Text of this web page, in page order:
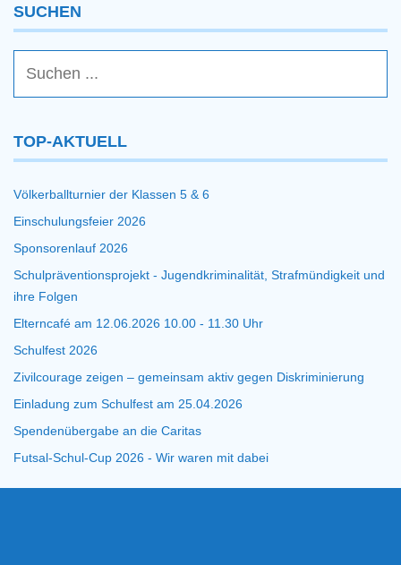
SUCHEN
TOP-AKTUELL
Völkerballturnier der Klassen 5 & 6
Einschulungsfeier 2026
Sponsorenlauf 2026
Schulpräventionsprojekt - Jugendkriminalität, Strafmündigkeit und
ihre Folgen
Elterncafé am 12.06.2026 10.00 - 11.30 Uhr
Schulfest 2026
Zivilcourage zeigen – gemeinsam aktiv gegen Diskriminierung
Einladung zum Schulfest am 25.04.2026
Spendenübergabe an die Caritas
Futsal-Schul-Cup 2026 - Wir waren mit dabei